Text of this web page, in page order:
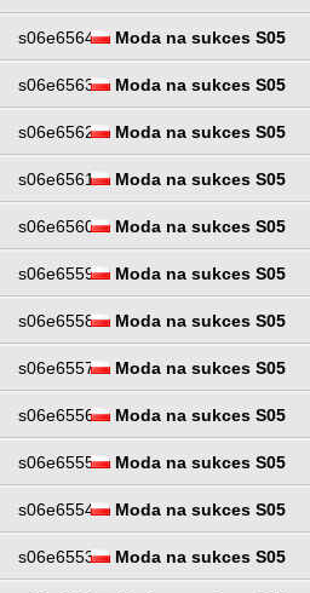
s06e6564 Moda na sukces S05
s06e6563 Moda na sukces S05
s06e6562 Moda na sukces S05
s06e6561 Moda na sukces S05
s06e6560 Moda na sukces S05
s06e6559 Moda na sukces S05
s06e6558 Moda na sukces S05
s06e6557 Moda na sukces S05
s06e6556 Moda na sukces S05
s06e6555 Moda na sukces S05
s06e6554 Moda na sukces S05
s06e6553 Moda na sukces S05